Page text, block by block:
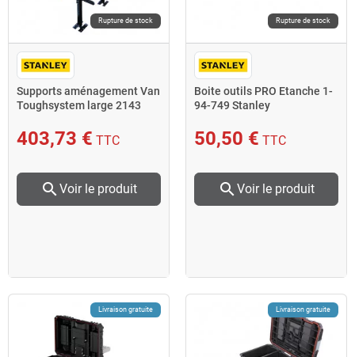
Rupture de stock
Supports aménagement Van
Toughsystem large 2143
403,73 € TTC
search Voir le produit
Rupture de stock
Boite outils PRO Etanche 1-
94-749 Stanley
50,50 € TTC
search Voir le produit
Livraison gratuite Livraison gratuite